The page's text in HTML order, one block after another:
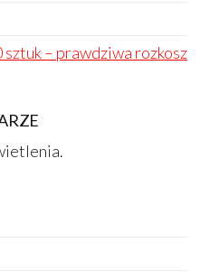
– prawdziwa rozkosz